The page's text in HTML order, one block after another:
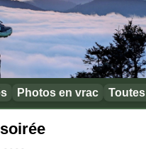
Photos en vrac